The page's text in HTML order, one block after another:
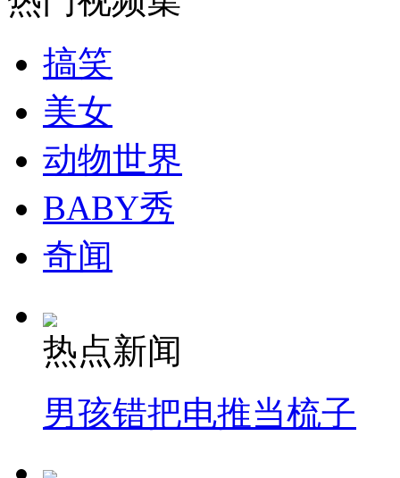
搞笑
美女
动物世界
BABY秀
奇闻
热点新闻
男孩错把电推当梳子